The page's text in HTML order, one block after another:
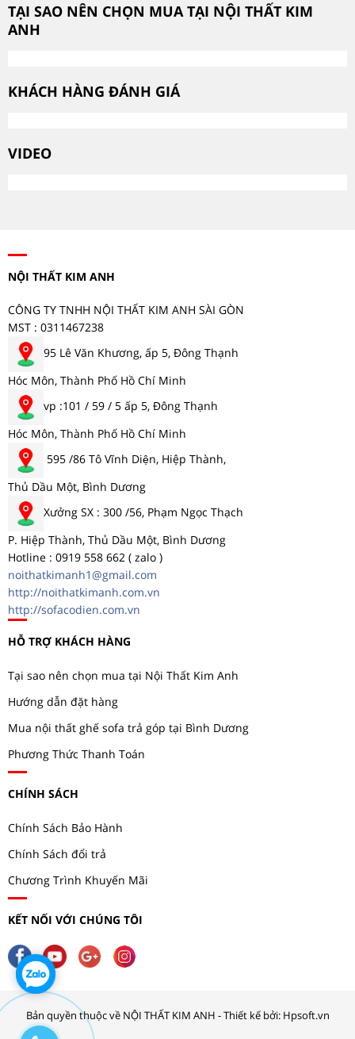
TẠI SAO NÊN CHỌN MUA TẠI NỘI THẤT KIM
ANH
KHÁCH HÀNG ĐÁNH GIÁ
VIDEO
NỘI THẤT KIM ANH
CÔNG TY TNHH NỘI THẤT KIM ANH SÀI GÒN
MST : 0311467238
95 Lê Văn Khương, ấp 5, Đông Thạnh
Hóc Môn, Thành Phố Hồ Chí Minh
vp :101 / 59 / 5 ấp 5, Đông Thạnh
Hóc Môn, Thành Phố Hồ Chí Minh
595 /86 Tô Vĩnh Diện, Hiệp Thành,
Thủ Dầu Một, Bình Dương
Xưởng SX : 300 /56, Phạm Ngọc Thạch
P. Hiệp Thành, Thủ Dầu Một, Bình Dương
Hotline : 0919 558 662 ( zalo )
noithatkimanh1@gmail.com
http://noithatkimanh.com.vn
http://sofacodien.com.vn
HỖ TRỢ KHÁCH HÀNG
Tại sao nên chọn mua tại Nội Thất Kim Anh
Hướng dẫn đặt hàng
Mua nội thất ghế sofa trả góp tại Bình Dương
Phương Thức Thanh Toán
CHÍNH SÁCH
Chính Sách Bảo Hành
Chính Sách đổi trả
Chương Trình Khuyến Mãi
KẾT NỐI VỚI CHÚNG TÔI
Bản quyền thuộc về NỘI THẤT KIM ANH - Thiết kế bởi: Hpsoft.vn